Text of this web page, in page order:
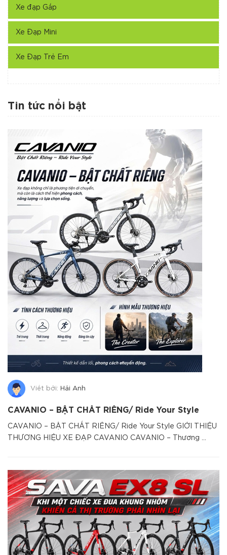
Xe đạp Gấp
Xe Đạp Mini
Xe Đạp Trẻ Em
Tin tức nổi bật
Viết bởi: Hải Anh
CAVANIO – BẬT CHẤT RIÊNG/ Ride Your Style
CAVANIO – BẬT CHẤT RIÊNG/ Ride Your Style GIỚI THIỆU
THƯƠNG HIỆU XE ĐẠP CAVANIO CAVANIO – Thương ...